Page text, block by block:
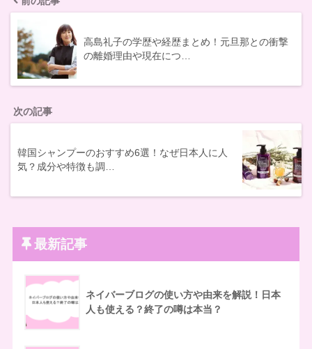
高島礼子の学歴や経歴まとめ！元旦那との衝撃
の離婚理由や現在につ…
次の記事
韓国シャンプーのおすすめ6選！なぜ日本人に人
気？成分や特徴も調…
最新記事
ネイバーブログの使い方や由来を解説！日本
人も使える？終了の噂は本当？